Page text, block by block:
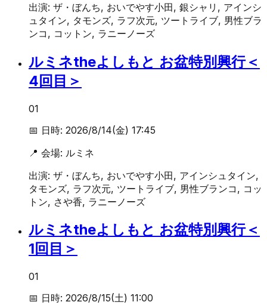
出演: ザ・ぼんち, おいでやす小田, 銀シャリ, アインシ
ュタイン, タモンズ, ラフ次元, ツートライブ, 男性ブラ
ンコ, コットン, ラニーノーズ
ルミネtheよしもと お盆特別興行＜
4回目＞
01
📅 日時: 2026/8/14(金) 17:45
📍 会場: ルミネ
出演: ザ・ぼんち, おいでやす小田, アインシュタイン,
タモンズ, ラフ次元, ツートライブ, 男性ブランコ, コッ
トン, さや香, ラニーノーズ
ルミネtheよしもと お盆特別興行＜
1回目＞
01
📅 日時: 2026/8/15(土) 11:00